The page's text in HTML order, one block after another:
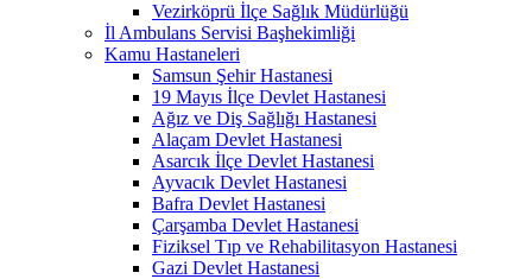
Vezirköprü İlçe Sağlık Müdürlüğü
İl Ambulans Servisi Başhekimliği
Kamu Hastaneleri
Samsun Şehir Hastanesi
19 Mayıs İlçe Devlet Hastanesi
Ağız ve Diş Sağlığı Hastanesi
Alaçam Devlet Hastanesi
Asarcık İlçe Devlet Hastanesi
Ayvacık Devlet Hastanesi
Bafra Devlet Hastanesi
Çarşamba Devlet Hastanesi
Fiziksel Tıp ve Rehabilitasyon Hastanesi
Gazi Devlet Hastanesi